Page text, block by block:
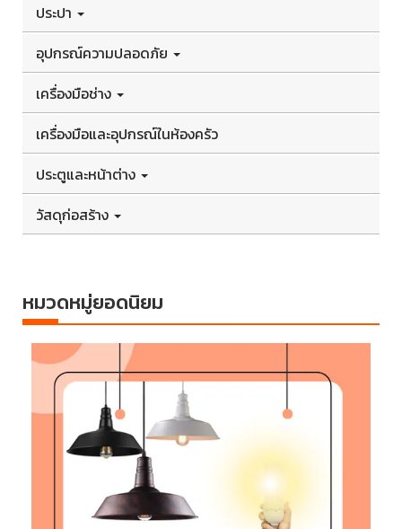
ประปา
อุปกรณ์ความปลอดภัย
เครื่องมือช่าง
เครื่องมือและอุปกรณ์ในห้องครัว
ประตูและหน้าต่าง
วัสดุก่อสร้าง
หมวดหมู่ยอดนิยม